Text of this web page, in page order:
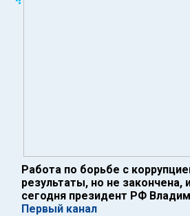
Работа по борьбе с
результаты, но не
сегодня президент РФ
Первый канал